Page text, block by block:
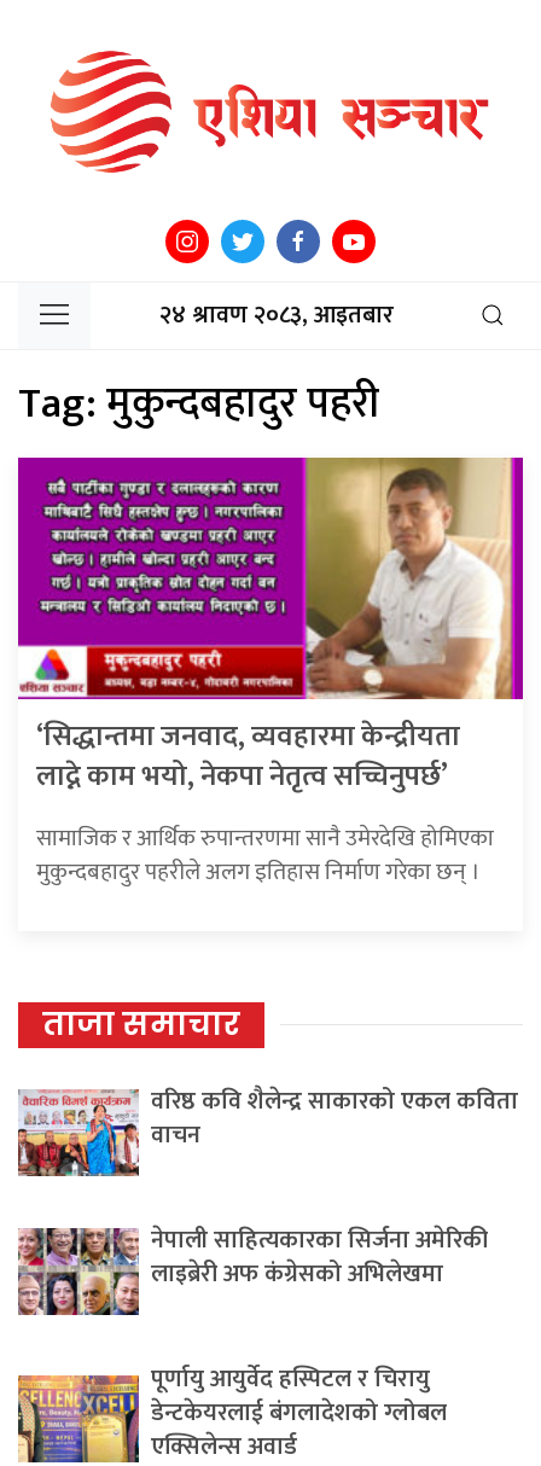
२४ श्रावण २०८३, आइतबार
Tag:मुकुन्दबहादुर पहरी
‘सिद्धान्तमा जनवाद, व्यवहारमा केन्द्रीयता
लाद्ने काम भयो, नेकपा नेतृत्व सच्चिनुपर्छ’
सामाजिक र आर्थिक रुपान्तरणमा सानै उमेरदेखि होमिएका
मुकुन्दबहादुर पहरीले अलग इतिहास निर्माण गरेका छन् ।
ताजा समाचार
वरिष्ठ कवि शैलेन्द्र साकारको एकल कविता
वाचन
नेपाली साहित्यकारका सिर्जना अमेरिकी
लाइब्रेरी अफ कंग्रेसको अभिलेखमा
पूर्णायु आयुर्वेद हस्पिटल र चिरायु
डेन्टकेयरलाई बंगलादेशको ग्लोबल
एक्सिलेन्स अवार्ड